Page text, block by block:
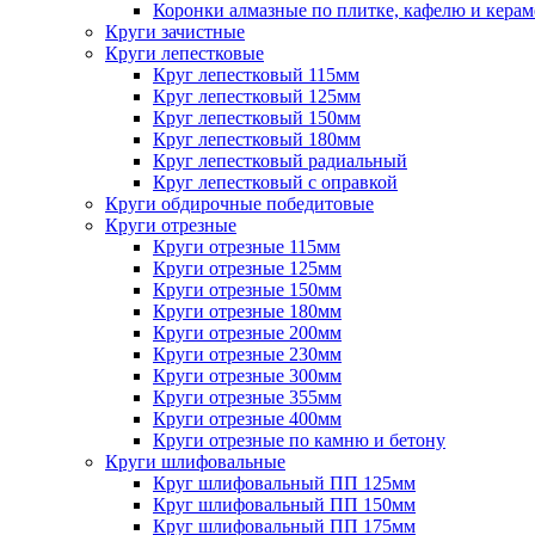
Коронки алмазные по плитке, кафелю и
Круги зачистные
Круги лепестковые
Круг лепестковый 115мм
Круг лепестковый 125мм
Круг лепестковый 150мм
Круг лепестковый 180мм
Круг лепестковый радиальный
Круг лепестковый с оправкой
Круги обдирочные победитовые
Круги отрезные
Круги отрезные 115мм
Круги отрезные 125мм
Круги отрезные 150мм
Круги отрезные 180мм
Круги отрезные 200мм
Круги отрезные 230мм
Круги отрезные 300мм
Круги отрезные 355мм
Круги отрезные 400мм
Круги отрезные по камню и бетону
Круги шлифовальные
Круг шлифовальный ПП 125мм
Круг шлифовальный ПП 150мм
Круг шлифовальный ПП 175мм